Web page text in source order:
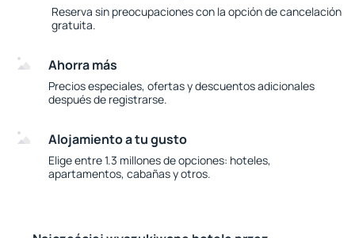
Reserva sin preocupaciones con la opción de cancelación
gratuita.
Ahorra más
Precios especiales, ofertas y descuentos adicionales
después de registrarse.
Alojamiento a tu gusto
Elige entre 1.3 millones de opciones: hoteles,
apartamentos, cabañas y otros.